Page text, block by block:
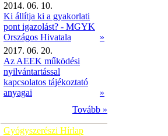
2014. 06. 10.
Ki állítja ki a gyakorlati
pont igazolást? - MGYK
Országos Hivatala
»
2017. 06. 20.
Az AEEK működési
nyilvántartással
kapcsolatos tájékoztató
anyagai
»
Tovább »
Gyógyszerészi Hírlap